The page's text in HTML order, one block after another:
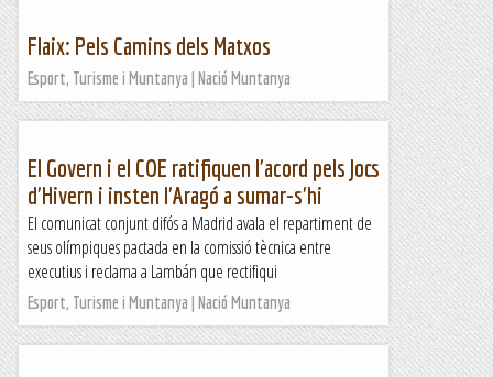
Flaix: Pels Camins dels Matxos
Esport, Turisme i Muntanya | Nació Muntanya
El Govern i el COE ratifiquen l'acord pels Jocs
d'Hivern i insten l'Aragó a sumar-s'hi
El comunicat conjunt difós a Madrid avala el repartiment de
seus olímpiques pactada en la comissió tècnica entre
executius i reclama a Lambán que rectifiqui
Esport, Turisme i Muntanya | Nació Muntanya